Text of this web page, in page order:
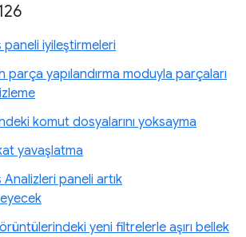
iyileştirmeleri
parça yapılandırma moduyla parçaları
komut dosyalarını yoksayma
yavaşlatma
paneli artık
yeni filtrelerle aşırı bellek